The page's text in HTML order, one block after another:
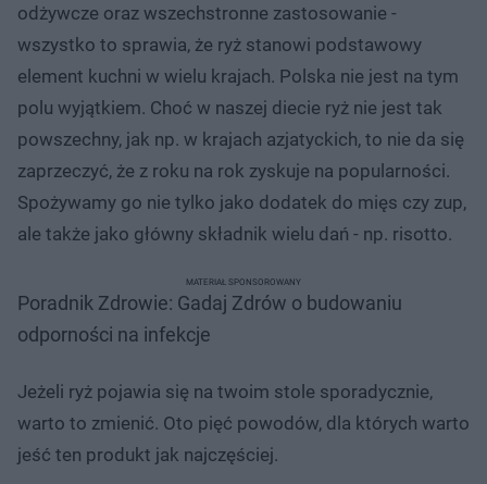
odżywcze oraz wszechstronne zastosowanie -
wszystko to sprawia, że ryż stanowi podstawowy
element kuchni w wielu krajach. Polska nie jest na tym
polu wyjątkiem. Choć w naszej diecie ryż nie jest tak
powszechny, jak np. w krajach azjatyckich, to nie da się
zaprzeczyć, że z roku na rok zyskuje na popularności.
Spożywamy go nie tylko jako dodatek do mięs czy zup,
ale także jako główny składnik wielu dań - np. risotto.
Poradnik Zdrowie: Gadaj Zdrów o budowaniu
odporności na infekcje
MATERIAŁ SPONSOROWANY
Jeżeli ryż pojawia się na twoim stole sporadycznie,
warto to zmienić. Oto pięć powodów, dla których warto
jeść ten produkt jak najczęściej.